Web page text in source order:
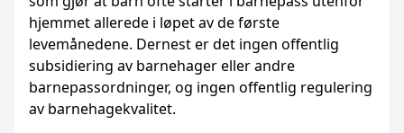
hjemmet allerede i løpet av de første
levemånedene. Dernest er det ingen offentlig
subsidiering av barnehager eller andre
barnepassordninger, og ingen offentlig regulering
av barnehagekvalitet.